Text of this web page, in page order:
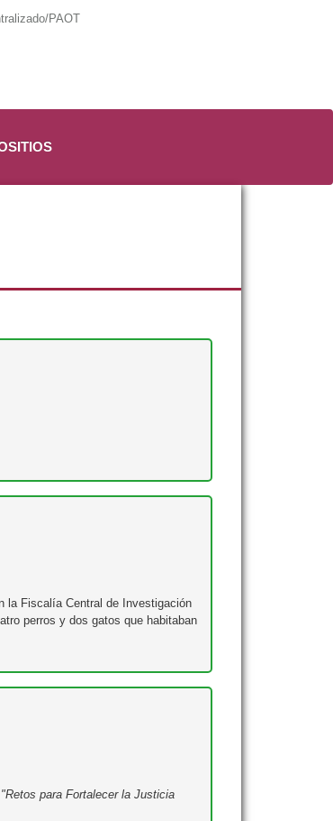
PAOT
la Fiscalía Central de Investigación
perros y dos gatos que habitaban
para Fortalecer la Justicia